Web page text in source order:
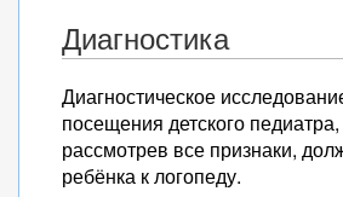
Диагностика
Диагностическое
посещения детского
рассмотрев все признаки,
ребёнка к логопеду.